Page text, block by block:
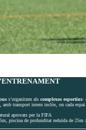
s’organitzen als complexos esportius:
amb transport intern inclòs, on cada
aprovats per la FIFA
piscina de profunditat reduïda de 25m